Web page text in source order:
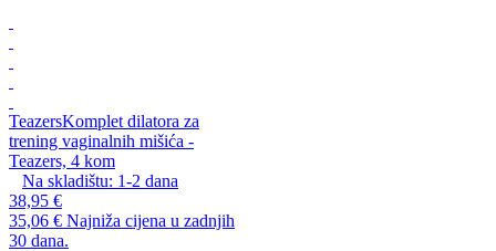
TeazersKomplet dilatora za
trening vaginalnih mišića -
Teazers, 4 kom
Na skladištu: 1-2 dana
38,95 €
35,06 € Najniža cijena u zadnjih
30 dana.